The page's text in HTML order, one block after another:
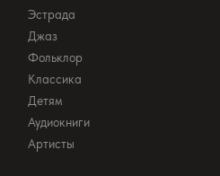
Эстрада
Джаз
Фольклор
Классика
Детям
Аудиокниги
Артисты